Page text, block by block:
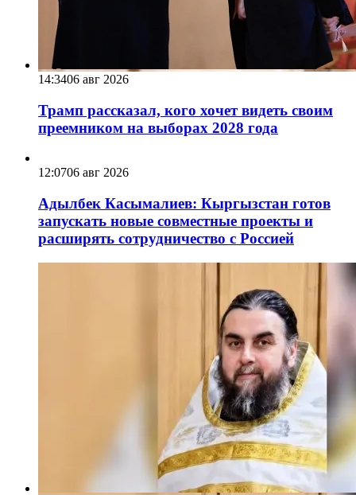
14:3406 авг 2026
Трамп рассказал, кого хочет видеть своим
преемником на выборах 2028 года
12:0706 авг 2026
Адылбек Касымалиев: Кыргызстан готов
запускать новые совместные проекты и
расширять сотрудничество с Россией